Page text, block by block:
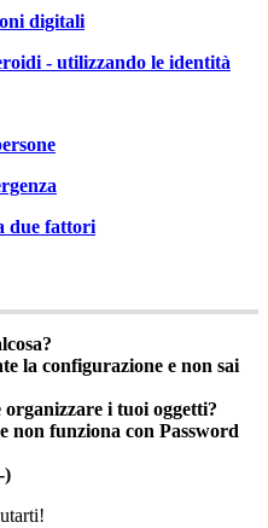
digitali
- utilizzando le identità
due fattori
?
la configurazione e non sai
organizzare i tuoi oggetti?
non funziona con Password
-)
!